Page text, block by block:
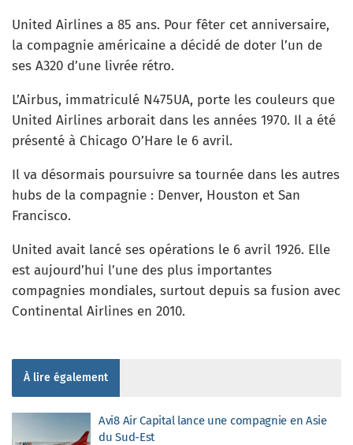
United Airlines a 85 ans. Pour fêter cet anniversaire,
la compagnie américaine a décidé de doter l’un de
ses A320 d’une livrée rétro.
L’Airbus, immatriculé N475UA, porte les couleurs que
United Airlines arborait dans les années 1970. Il a été
présenté à Chicago O’Hare le 6 avril.
Il va désormais poursuivre sa tournée dans les autres
hubs de la compagnie : Denver, Houston et San
Francisco.
United avait lancé ses opérations le 6 avril 1926. Elle
est aujourd’hui l’une des plus importantes
compagnies mondiales, surtout depuis sa fusion avec
Continental Airlines en 2010.
À lire également
Avi8 Air Capital lance une compagnie en Asie
du Sud-Est